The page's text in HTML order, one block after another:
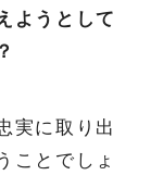
ようとして
実に取り出
ことでしょ